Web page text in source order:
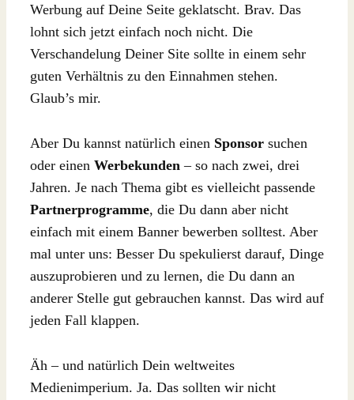
Werbung auf Deine Seite geklatscht. Brav. Das
lohnt sich jetzt einfach noch nicht. Die
Verschandelung Deiner Site sollte in einem sehr
guten Verhältnis zu den Einnahmen stehen.
Glaub’s mir.
Aber Du kannst natürlich einen Sponsor suchen
oder einen Werbekunden – so nach zwei, drei
Jahren. Je nach Thema gibt es vielleicht passende
Partnerprogramme, die Du dann aber nicht
einfach mit einem Banner bewerben solltest. Aber
mal unter uns: Besser Du spekulierst darauf, Dinge
auszuprobieren und zu lernen, die Du dann an
anderer Stelle gut gebrauchen kannst. Das wird auf
jeden Fall klappen.
Äh – und natürlich Dein weltweites
Medienimperium. Ja. Das sollten wir nicht